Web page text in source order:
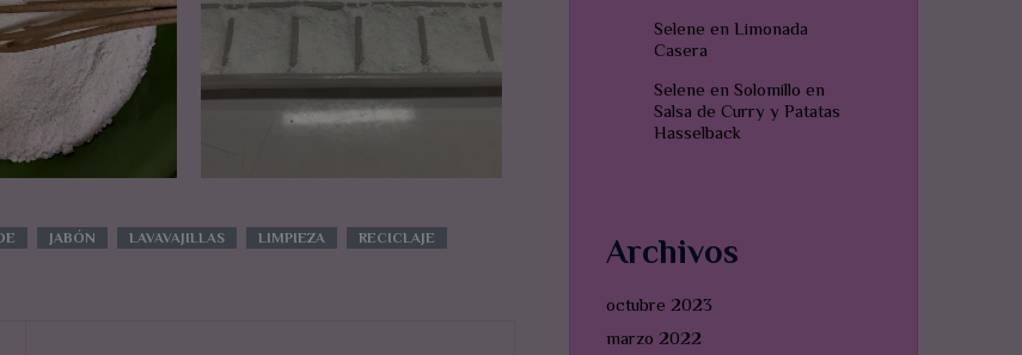
JABÓN LAVAVAJILLAS LIMPIEZA RECICLAJE
Selene en Limonada
Casera
Selene en Solomillo en
Salsa de Curry y Patatas
Hasselback
Archivos
octubre 2023
marzo 2022